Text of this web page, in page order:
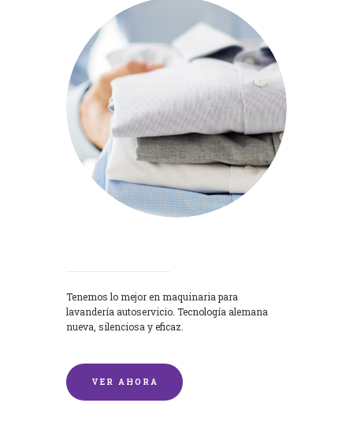
Tenemos lo mejor en maquinaria para
lavandería autoservicio. Tecnología alemana
nueva, silenciosa y eficaz.
VER AHORA